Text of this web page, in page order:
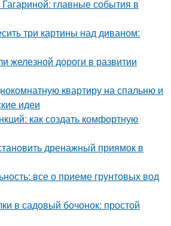
главные события в
три картины над диваном:
железной дороги в развитии
квартиру на спальню и
идеи
как создать комфортную
дренажный приямок в
все о приеме грунтовых вод
в садовый бочонок: простой